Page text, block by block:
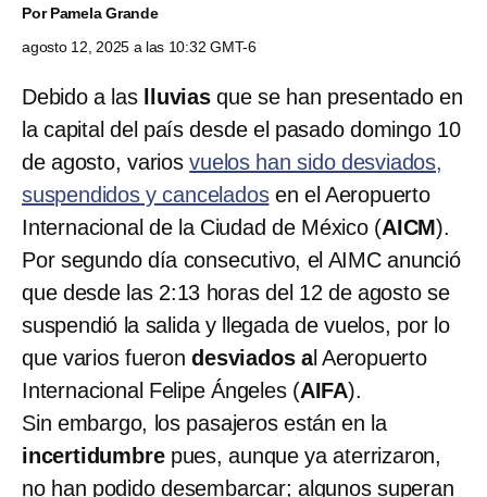
PorPamela Grande
agosto 12, 2025 a las 10:32 GMT-6
Debido a laslluviasque se han presentado en
la capital del país desde el pasado domingo 10
de agosto, variosvuelos han sido desviados,
suspendidos y canceladosen el Aeropuerto
Internacional de la Ciudad de México (AICM).
Por segundo día consecutivo, el AIMC anunció
que desde las 2:13 horas del 12 de agosto se
suspendió la salida y llegada de vuelos, por lo
que varios fuerondesviados al Aeropuerto
Internacional Felipe Ángeles (AIFA).
Sin embargo, los pasajeros están en la
incertidumbre pues, aunque ya aterrizaron,
no han podido desembarcar; algunos superan